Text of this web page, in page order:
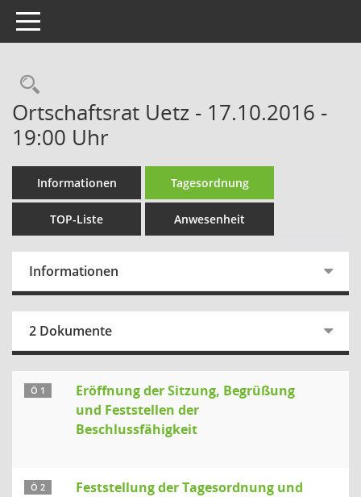
Toggle navigation
Rechercheauswahl
Ortschaftsrat Uetz - 17.10.2016 -
19:00 Uhr
Informationen Tagesordnung
TOP-Liste Anwesenheit
Informationen
2 Dokumente
Ö 1
Eröffnung der Sitzung, Begrüßung
und Feststellen der
Beschlussfähigkeit
Ö 2
Feststellung der Tagesordnung und